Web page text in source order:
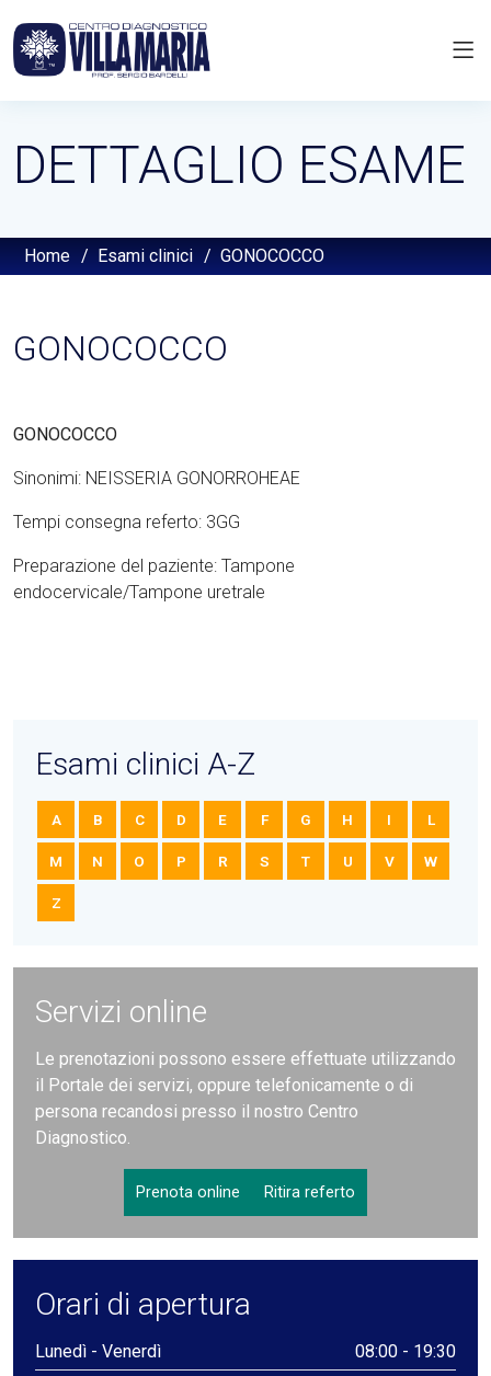
DETTAGLIO ESAME
Home / Esami clinici / GONOCOCCO
GONOCOCCO
GONOCOCCO
Sinonimi: NEISSERIA GONORROHEAE
Tempi consegna referto: 3GG
Preparazione del paziente: Tampone
endocervicale/Tampone uretrale
Esami clinici A-Z
A B C D E F G H I L
M N O P R S T U V W
Z
Servizi online
Le prenotazioni possono essere effettuate utilizzando
il Portale dei servizi, oppure telefonicamente o di
persona recandosi presso il nostro Centro
Diagnostico.
Prenota online Ritira referto
Orari di apertura
Lunedì - Venerdì
08:00 - 19:30